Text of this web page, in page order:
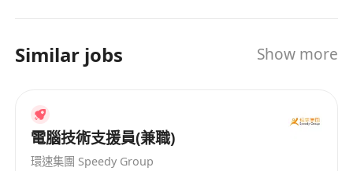
技术认证：持有 MCSE、CCNA 或其他同等级之
学历要求： 大专以上计算机相关专业
市場中挖掘最合適的人才、留住人才，用好人才。
我們利用人才組建了專業的IT技術團隊面向用戶提
向全球用戶提供高質量、低成本的服務。
Similar jobs Show more
電腦技術支援員(兼職)
環速集團 Speedy Group